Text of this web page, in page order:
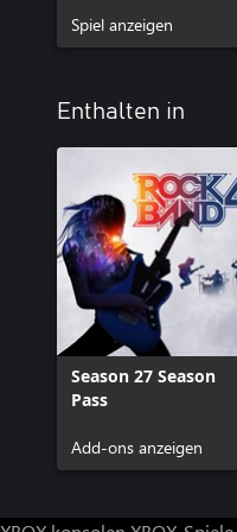
Spiel anzeigen
Enthalten in
Season 27 Season
Pass
Add-ons anzeigen